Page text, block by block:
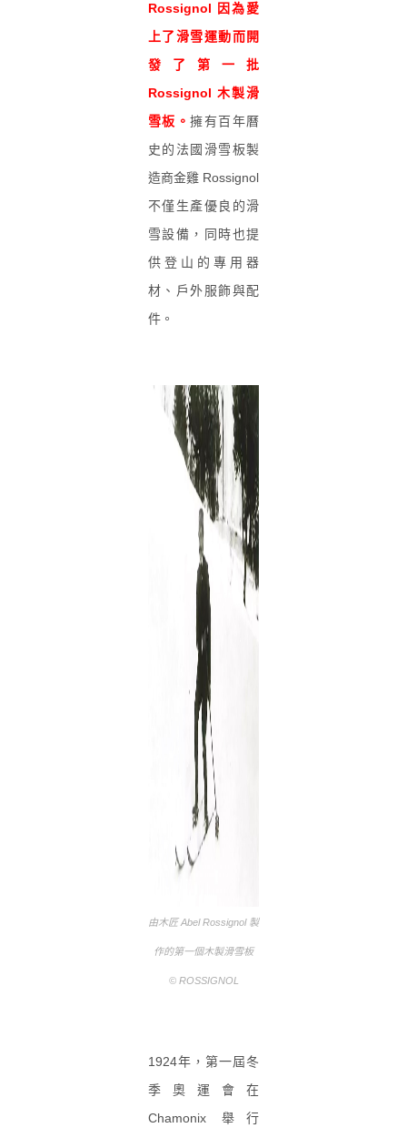
Rossignol 因為愛
上了滑雪運動而開
發了第一批
Rossignol 木製滑
雪板。擁有百年曆
史的法國滑雪板製
造商金雞 Rossignol
不僅生產優良的滑
雪設備，同時也提
供登山的專用器
材、戶外服飾與配
件。
由木匠 Abel Rossignol 製
作的第一個木製滑雪板
© ROSSIGNOL
1924年，第一屆冬
季奧運會在
Chamonix 舉行